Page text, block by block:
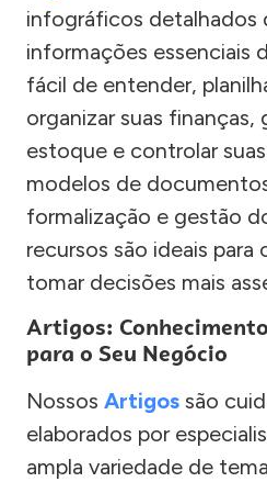
infográficos detalhados
informações essenciais
fácil de entender,
organizar suas finanças,
estoque e controlar
modelos de
formalização e gestão
recursos são ideais
tomar decisões mais
Artigos:
para o Seu Negócio
Nossos Artigos são
elaborados por
ampla variedade de